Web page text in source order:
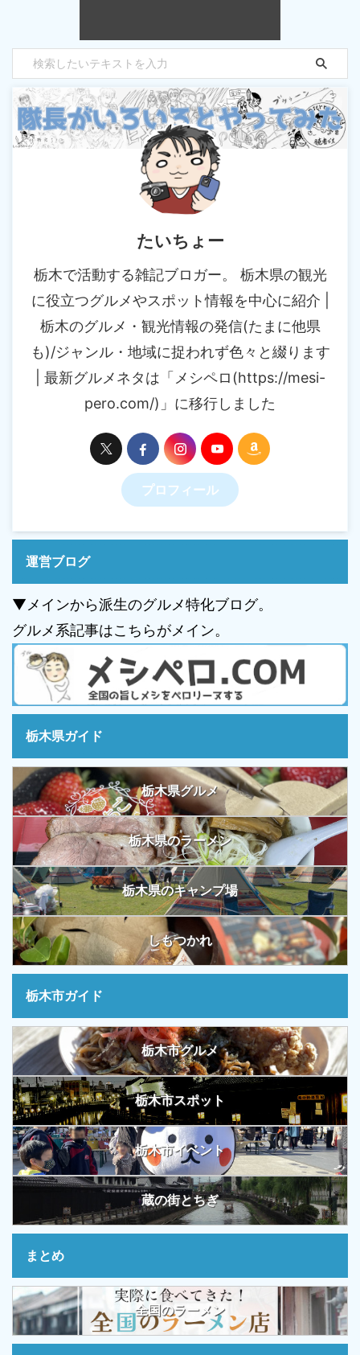
たいちょー
栃木で活動する雑記ブロガー。 栃木県の観光
に役立つグルメやスポット情報を中心に紹介 |
栃木のグルメ・観光情報の発信(たまに他県
も)/ジャンル・地域に捉われず色々と綴ります
| 最新グルメネタは「メシペロ(https://mesi-
pero.com/)」に移行しました
プロフィール
運営ブログ
▼メインから派生のグルメ特化ブログ。
グルメ系記事はこちらがメイン。
栃木県ガイド
栃木県グルメ
栃木県のラーメン
栃木県のキャンプ場
しもつかれ
栃木市ガイド
栃木市グルメ
栃木市スポット
栃木市イベント
蔵の街とちぎ
まとめ
全国のラーメン